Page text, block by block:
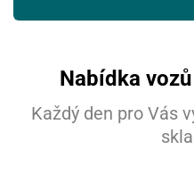
Nabídka
Každý den pro Vás